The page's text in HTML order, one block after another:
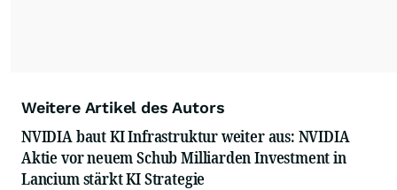
Weitere Artikel des Autors
NVIDIA baut KI Infrastruktur weiter aus: NVIDIA
Aktie vor neuem Schub Milliarden Investment in
Lancium stärkt KI Strategie